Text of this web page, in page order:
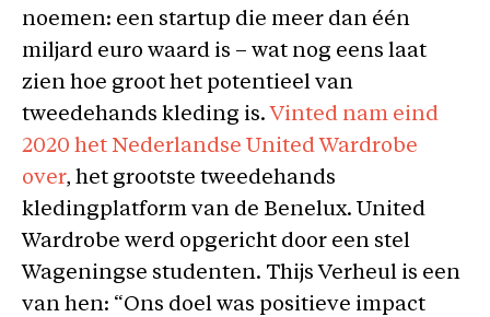
noemen: een startup die meer dan één
miljard euro waard is – wat nog eens laat
zien hoe groot het potentieel van
tweedehands kleding is. Vinted nam eind
2020 het Nederlandse United Wardrobe
over, het grootste tweedehands
kledingplatform van de Benelux. United
Wardrobe werd opgericht door een stel
Wageningse studenten. Thijs Verheul is een
van hen: “Ons doel was positieve impact